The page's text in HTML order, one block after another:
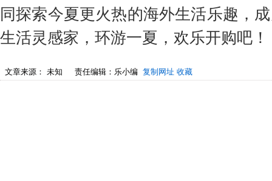
同探索今夏更火热的海外生活乐趣，
生活灵感家，环游一夏，欢乐开购吧！
文章来源： 未知 责任编辑：乐小编 复制网址 收藏